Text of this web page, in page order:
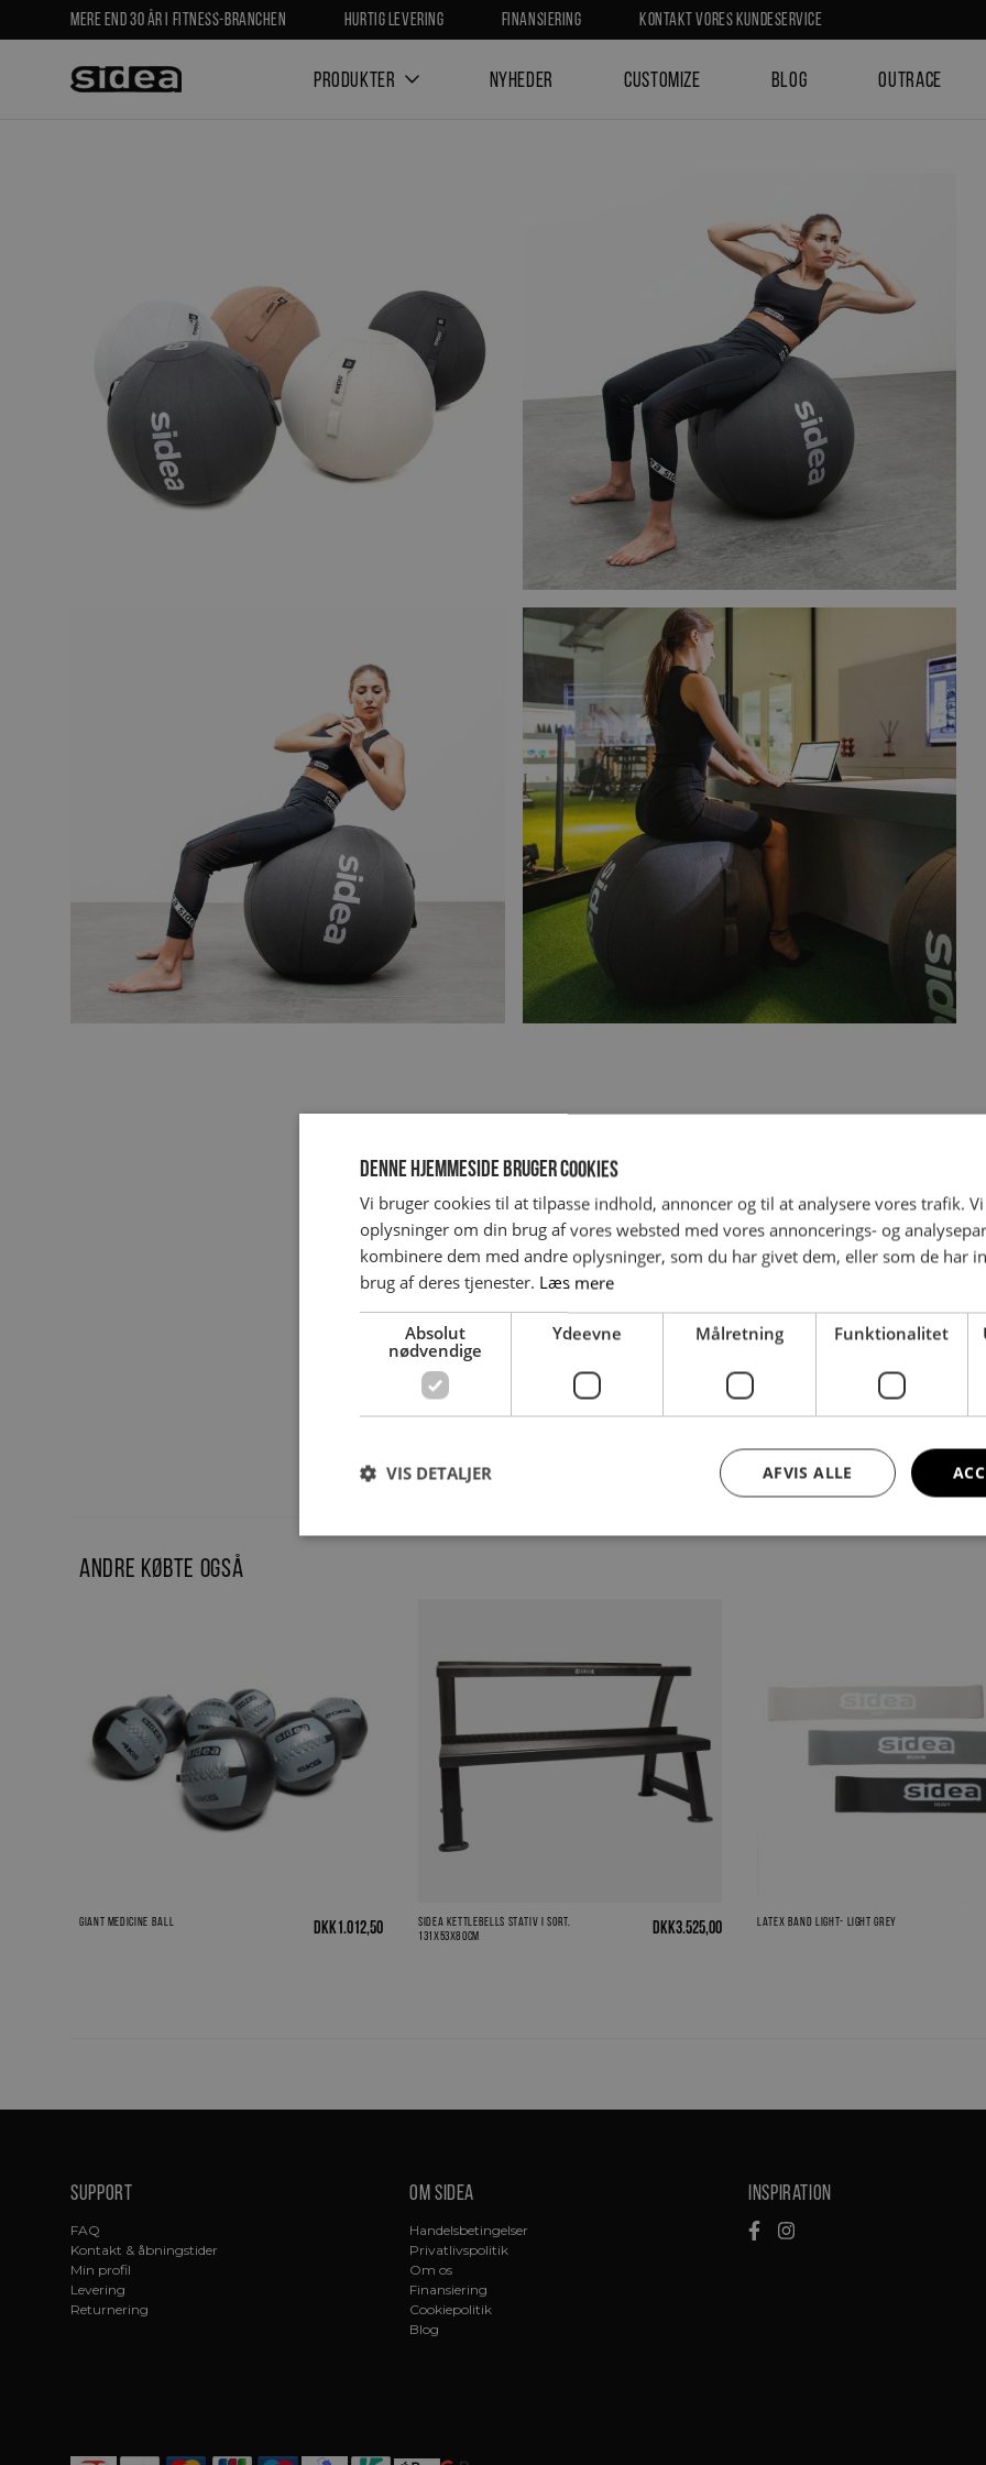
Mere end 30 år i fitness-branchen Hurtig levering Finansiering Kontakt vores kundeservice
Produkter
Flowbag, Flowball, Sandbag
Elastikker & fitness bands
Bolde
Vægtveste
Balancetræning
Hammer & Bats
Paralletes & Push-up bar
Ankeludstyr
Pakkeløsning - funktionelt udstyr
Step bænke & Plyobox
Cardio
Air Bike
Air Ski
Gulve
Syntetisk græ
Gummigulv & Platform
Outrace
Outrace tilbehør
Nyheder Customize Blog Outrace
Andre købte også
Giant Medicine Ball DKK1.012,50
Sidea kettlebells stativ I sort.
131x53x80cm
DKK3.525,00 Latex Band LIGHT- Light Grey
Support
FAQ
Kontakt & åbningstider
Min profil
Levering
Returnering
Om sidea
Handelsbetingelser
Privatlivspolitik
Om os
Finansiering
Cookiepolitik
Blog
Inspiration
Denne hjemmeside bruger cookies
Vi bruger cookies til at tilpasse indhold, annoncer og til at analysere vores trafik.
oplysninger om din brug af vores websted med vores annoncerings- og
kombinere dem med andre oplysninger, som du har givet dem, eller som de har
brug af deres tjenester. Læs mere
Absolut
nødvendige
Ydeevne Målretning Funktionalitet
AFVIS ALLE
VIS DETALJER